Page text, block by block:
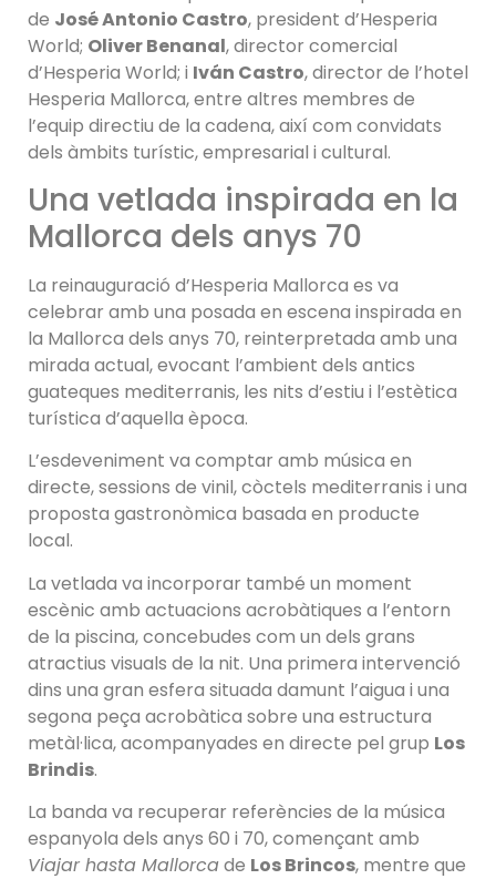
de José Antonio Castro, president d’Hesperia
World; Oliver Benanal, director comercial
d’Hesperia World; i Iván Castro, director de l’hotel
Hesperia Mallorca, entre altres membres de
l’equip directiu de la cadena, així com convidats
dels àmbits turístic, empresarial i cultural.
Una vetlada inspirada en la
Mallorca dels anys 70
La reinauguració d’Hesperia Mallorca es va
celebrar amb una posada en escena inspirada en
la Mallorca dels anys 70, reinterpretada amb una
mirada actual, evocant l’ambient dels antics
guateques mediterranis, les nits d’estiu i l’estètica
turística d’aquella època.
L’esdeveniment va comptar amb música en
directe, sessions de vinil, còctels mediterranis i una
proposta gastronòmica basada en producte
local.
La vetlada va incorporar també un moment
escènic amb actuacions acrobàtiques a l’entorn
de la piscina, concebudes com un dels grans
atractius visuals de la nit. Una primera intervenció
dins una gran esfera situada damunt l’aigua i una
segona peça acrobàtica sobre una estructura
metàl·lica, acompanyades en directe pel grup Los
Brindis.
La banda va recuperar referències de la música
espanyola dels anys 60 i 70, començant amb
Viajar hasta Mallorcade Los Brincos, mentre que